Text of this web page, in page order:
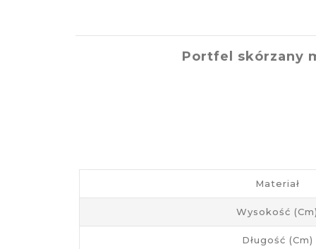
Portfel skórzany
Materiał
Wysokość
Długość (cm)